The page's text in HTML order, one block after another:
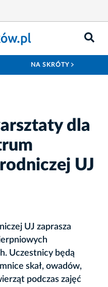
NA SKRÓTY
dla
UJ
UJ zaprasza
Uczestnicy będą
skał, owadów,
podczas zajęć